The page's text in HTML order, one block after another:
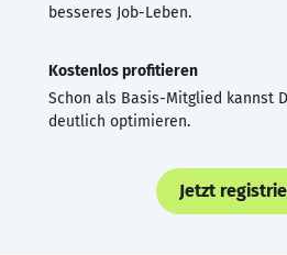
besseres Job-Leben.
Kostenlos profitieren
Schon als Basis-Mitglied kannst
deutlich optimieren.
Jetzt